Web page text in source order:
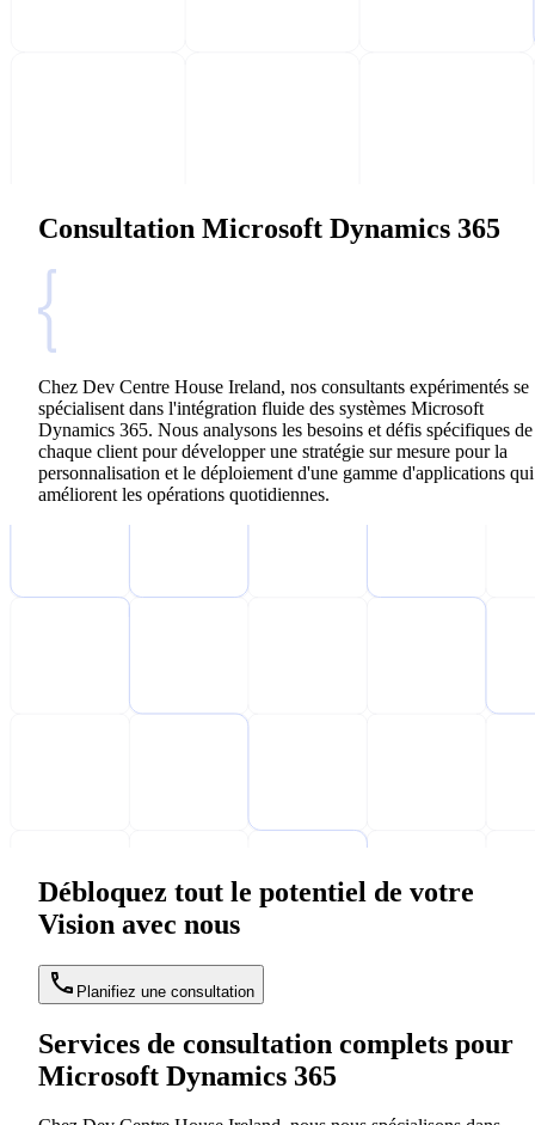
Consultation Microsoft Dynamics 365
Chez Dev Centre House Ireland, nos consultants expérimentés se
spécialisent dans l'intégration fluide des systèmes Microsoft
Dynamics 365. Nous analysons les besoins et défis spécifiques de
chaque client pour développer une stratégie sur mesure pour la
personnalisation et le déploiement d'une gamme d'applications qui
améliorent les opérations quotidiennes.
Débloquez tout le potentiel de votre
Vision avec nous
Planifiez une consultation
Services de consultation complets pour
Microsoft Dynamics 365